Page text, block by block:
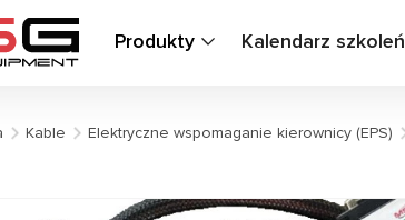
Produkty Kalendarz szkoleń
Kable Elektryczne wspomaganie kierownicy (EPS)